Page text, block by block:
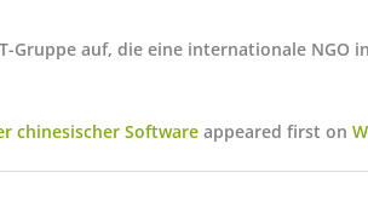
Gruppe auf, die eine internationale
chinesischer Software appeared first on